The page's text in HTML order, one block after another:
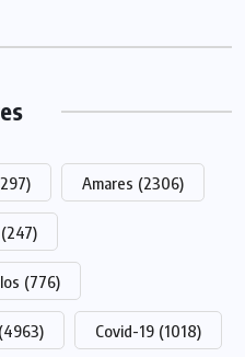
Amares (2306)
(247)
(776)
(4963) Covid-19 (1018)